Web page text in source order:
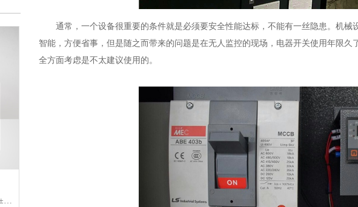
通常，一个设备很重要的条件就是必须要安全性能达标，不能有一丝隐患。机械
智能，方便省事，但是随之而带来的问题是在无人监控的现场，电器开关使用年限
全方面考虑是不太建议使用的。